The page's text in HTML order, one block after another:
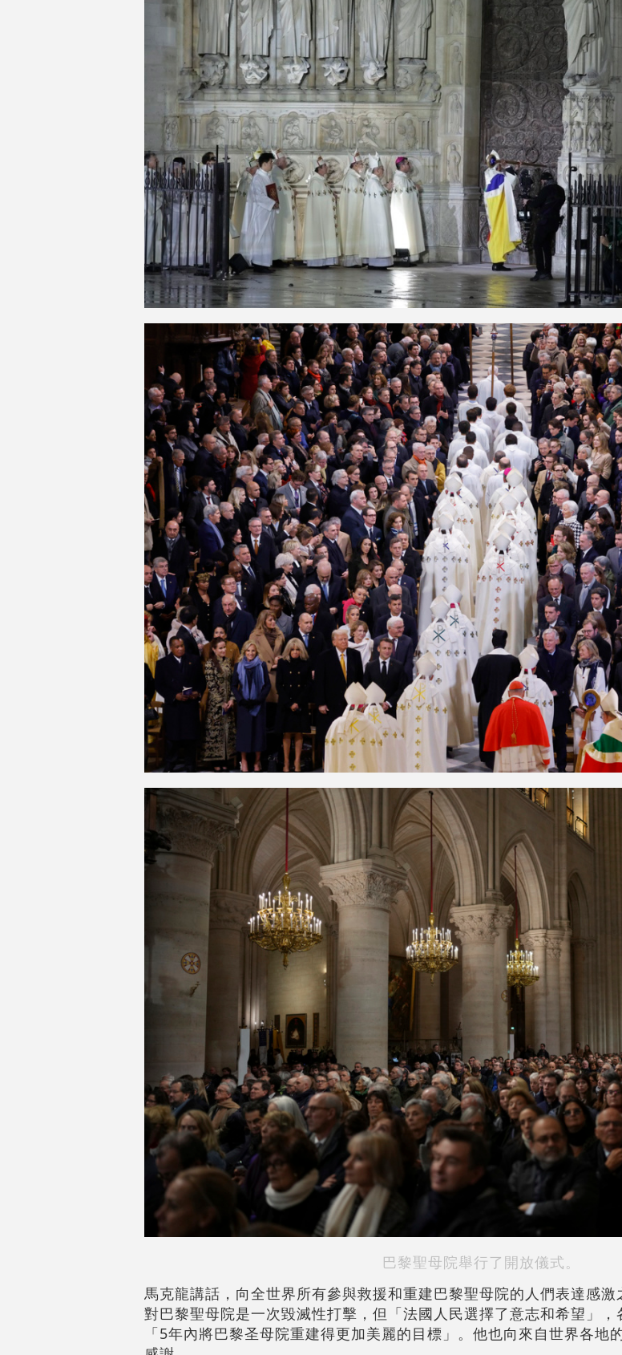
巴黎聖母院舉行了開放儀式。
馬克龍講話，向全世界所有參與救援和重建巴黎聖母院的人們表達感
對巴黎聖母院是一次毀滅性打擊，但「法國人民選擇了意志和希望」
「5年內將巴黎圣母院重建得更加美麗的目標」。他也向來自世界各地